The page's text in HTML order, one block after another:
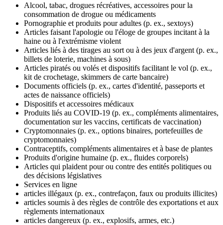
Alcool, tabac, drogues récréatives, accessoires pour la
consommation de drogue ou médicaments
Pornographie et produits pour adultes (p. ex., sextoys)
Articles faisant l'apologie ou l'éloge de groupes incitant à la
haine ou à l'extrémisme violent
Articles liés à des tirages au sort ou à des jeux d'argent (p. ex.,
billets de loterie, machines à sous)
Articles piratés ou volés et dispositifs facilitant le vol (p. ex.,
kit de crochetage, skimmers de carte bancaire)
Documents officiels (p. ex., cartes d'identité, passeports et
actes de naissance officiels)
Dispositifs et accessoires médicaux
Produits liés au COVID-19 (p. ex., compléments alimentaires,
documentation sur les vaccins, certificats de vaccination)
Cryptomonnaies (p. ex., options binaires, portefeuilles de
cryptomonnaies)
Contraceptifs, compléments alimentaires et à base de plantes
Produits d'origine humaine (p. ex., fluides corporels)
Articles qui plaident pour ou contre des entités politiques ou
des décisions législatives
Services en ligne
articles illégaux (p. ex., contrefaçon, faux ou produits illicites)
articles soumis à des règles de contrôle des exportations et aux
règlements internationaux
articles dangereux (p. ex., explosifs, armes, etc.)